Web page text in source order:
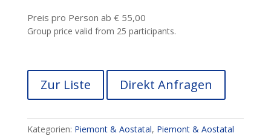
Preis pro Person ab € 55,00
Group price valid from 25 participants.
Zur Liste Direkt Anfragen
Kategorien: Piemont & Aostatal, Piemont & Aostatal